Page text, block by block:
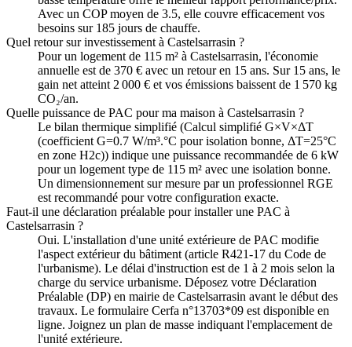
Avec un COP moyen de 3.5, elle couvre efficacement vos
besoins sur 185 jours de chauffe.
Quel retour sur investissement à Castelsarrasin ?
Pour un logement de 115 m² à Castelsarrasin, l'économie
annuelle est de 370 € avec un retour en 15 ans. Sur 15 ans, le
gain net atteint 2 000 € et vos émissions baissent de 1 570 kg
CO₂/an.
Quelle puissance de PAC pour ma maison à Castelsarrasin ?
Le bilan thermique simplifié (Calcul simplifié G×V×ΔT
(coefficient G=0.7 W/m³.°C pour isolation bonne, ΔT=25°C
en zone H2c)) indique une puissance recommandée de 6 kW
pour un logement type de 115 m² avec une isolation bonne.
Un dimensionnement sur mesure par un professionnel RGE
est recommandé pour votre configuration exacte.
Faut-il une déclaration préalable pour installer une PAC à
Castelsarrasin ?
Oui. L'installation d'une unité extérieure de PAC modifie
l'aspect extérieur du bâtiment (article R421-17 du Code de
l'urbanisme). Le délai d'instruction est de 1 à 2 mois selon la
charge du service urbanisme. Déposez votre Déclaration
Préalable (DP) en mairie de Castelsarrasin avant le début des
travaux. Le formulaire Cerfa n°13703*09 est disponible en
ligne. Joignez un plan de masse indiquant l'emplacement de
l'unité extérieure.